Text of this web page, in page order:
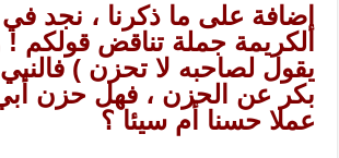
إضافة على ما ذكرنا ، نجد في
الكريمة جملة تناقض قولكم
يقول لصاحبه لا تحزن ) فالنبي
بكر عن الحزن ، فهل حزن
عملا حسنا أم سيئا ؟